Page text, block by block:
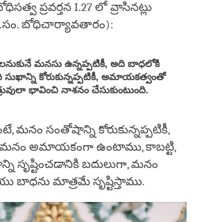
ప్రవర్తన I.27 లో వ్రాసినట్లు
బోధిచార్యావతారం):
మనసు ఉన్నప్పటికీ, అది బాధలోకి
సుఖాన్ని కోరుకున్నప్పటికీ, అమాయకత్వంతో
భావించి నాశనం చేసుకుంటుంది.
సంతోషాన్ని కోరుకున్నప్పటికీ,
అమాయకంగా ఉంటాము, కాబట్టి,
సృష్టించడానికి బదులుగా, మనం
బాధను మాత్రమే సృష్టిస్తాము.